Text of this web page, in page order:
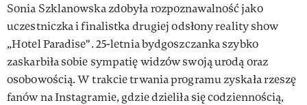
Sonia Szklanowska zdobyła rozpoznawalność jako
uczestniczka i finalistka drugiej odsłony reality show
„Hotel Paradise". 25-letnia bydgoszczanka szybko
zaskarbiła sobie sympatię widzów swoją urodą oraz
osobowością. W trakcie trwania programu zyskała rzeszę
fanów na Instagramie, gdzie dzieliła się codziennością,